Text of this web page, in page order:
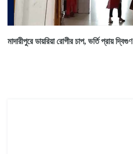
মাদারীপুরে ডায়রিয়া রোগীর চাপ, ভর্তি প্রায় দ্বিগুণ